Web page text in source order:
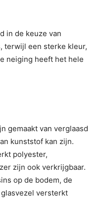
in de keuze van
terwijl een sterke kleur,
neiging heeft het hele
gemaakt van verglaasd
kunststof kan zijn.
polyester,
zijn ook verkrijgbaar.
op de bodem, de
versterkt